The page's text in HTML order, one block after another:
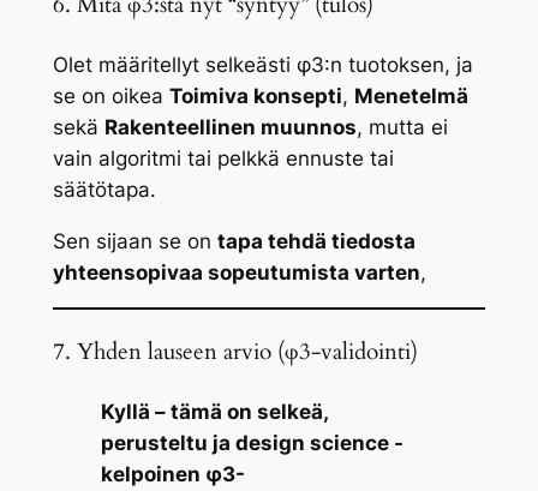
Olet määritellyt selkeästi φ3:n tuotoksen, ja
se on oikea Toimiva konsepti, Menetelmä
sekä Rakenteellinen muunnos, mutta ei
vain algoritmi tai pelkkä ennuste tai
säätötapa.
Sen sijaan se on tapa tehdä tiedosta
yhteensopivaa sopeutumista varten,
7. Yhden lauseen arvio (φ3-validointi)
Kyllä – tämä on selkeä,
perusteltu ja design science -
kelpoinen φ3-